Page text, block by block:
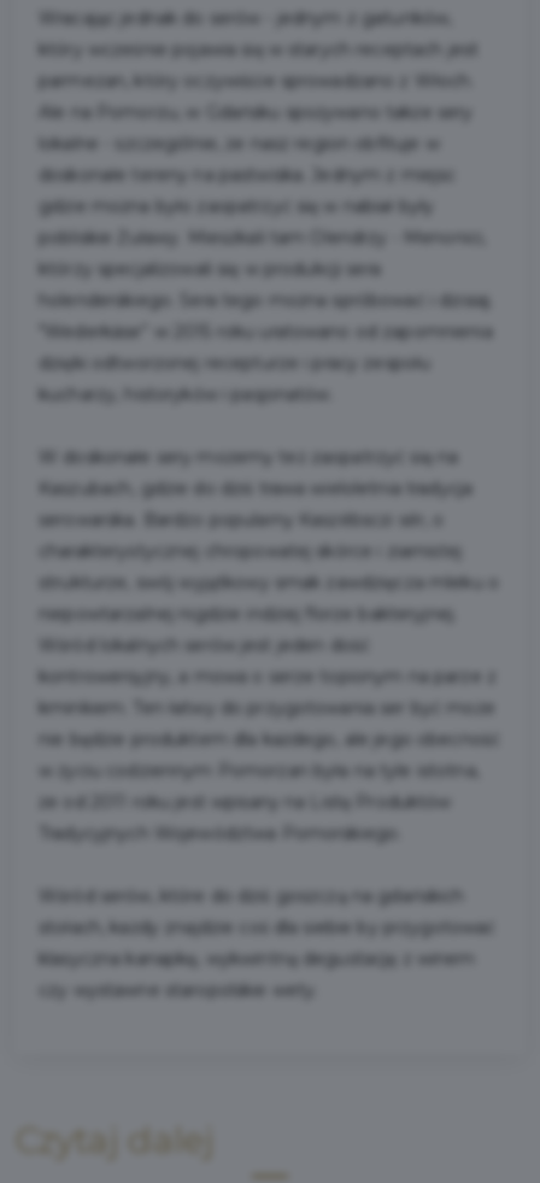
Wracając jednak do serów - jednym z gatunków,
który wcześnie pojawia się w starych receptach jest
parmezan, który oczywiście sprowadzano z Włoch.
Ale na Pomorzu, w Gdańsku spożywano także sery
lokalne - szczególnie, że nasz region obfituje w
doskonałe tereny na pastwiska. Jednym z miejsc
gdzie można było zaopatrzyć się w nabiał były
pobliskie Żuławy. Mieszkali tam Olendrzy - Menonici,
którzy specjalizowali się w produkcji sera
holenderskiego. Sera tego można spróbować i dzisiaj.
"Wederkäse” w 2015 roku uratowano od zapomnienia
dzięki odtworzonej recepturze i pracy zespołu
kucharzy, historyków i pasjonatów.
W doskonałe sery możemy też zaopatrzyć się na
Kaszubach, gdzie do dziś trawa wieloletnia tradycja
serowarska. Bardzo popularny Kaszëbsczi sér, o
charakterystycznej chropowatej skórce i ziarnistej
strukturze, swój wyjątkowy smak zawdzięcza mleku o
niepowtarzalnej nigdzie indziej florze bakteryjnej.
Wśród lokalnych serów jest jeden dość
kontrowersyjny, a mowa o serze topionym na parze z
kminkiem. Ten łatwy do przygotowania ser być może
nie będzie produktem dla każdego, ale jego obecność
w życiu codziennym Pomorzan była na tyle istotna,
że od 2011 roku jest wpisany na Listę Produktów
Tradycyjnych Województwa Pomorskiego.
Wśród serów, które do dziś goszczą na gdańskich
stołach, każdy znajdzie coś dla siebie by przygotować
klasyczna kanapkę, wykwintną degustację z winem
czy wystawne staropolskie wety.
Czytaj dalej